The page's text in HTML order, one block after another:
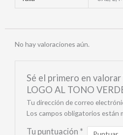
No hay valoraciones aún.
Sé el primero en valorar
LOGO AL TONO
Tu dirección de correo
Los campos obligatorios están
Tu puntuación *